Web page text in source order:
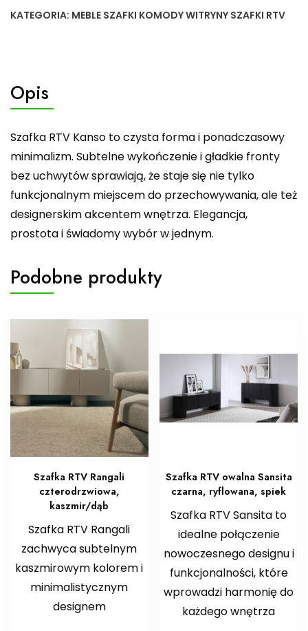
KATEGORIA: MEBLE SZAFKI KOMODY WITRYNY SZAFKI RTV
Opis
Szafka RTV Kanso to czysta forma i ponadczasowy
minimalizm. Subtelne wykończenie i gładkie fronty
bez uchwytów sprawiają, że staje się nie tylko
funkcjonalnym miejscem do przechowywania, ale też
designerskim akcentem wnętrza. Elegancja,
prostota i świadomy wybór w jednym.
Podobne produkty
Szafka RTV Rangali
czterodrzwiowa,
kaszmir/dąb
Szafka RTV Rangali
zachwyca subtelnym
kaszmirowym kolorem i
minimalistycznym
designem
Szafka RTV owalna Sansita
czarna, ryflowana, spiek
Szafka RTV Sansita to
idealne połączenie
nowoczesnego designu i
funkcjonalności, które
wprowadzi harmonię do
każdego wnętrza